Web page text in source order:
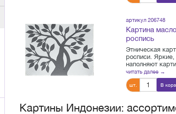
артикул 206748
Картина
роспись
Этническая
росписи.
наполняют
читать далее →
шт. В
Картины Индонезии: